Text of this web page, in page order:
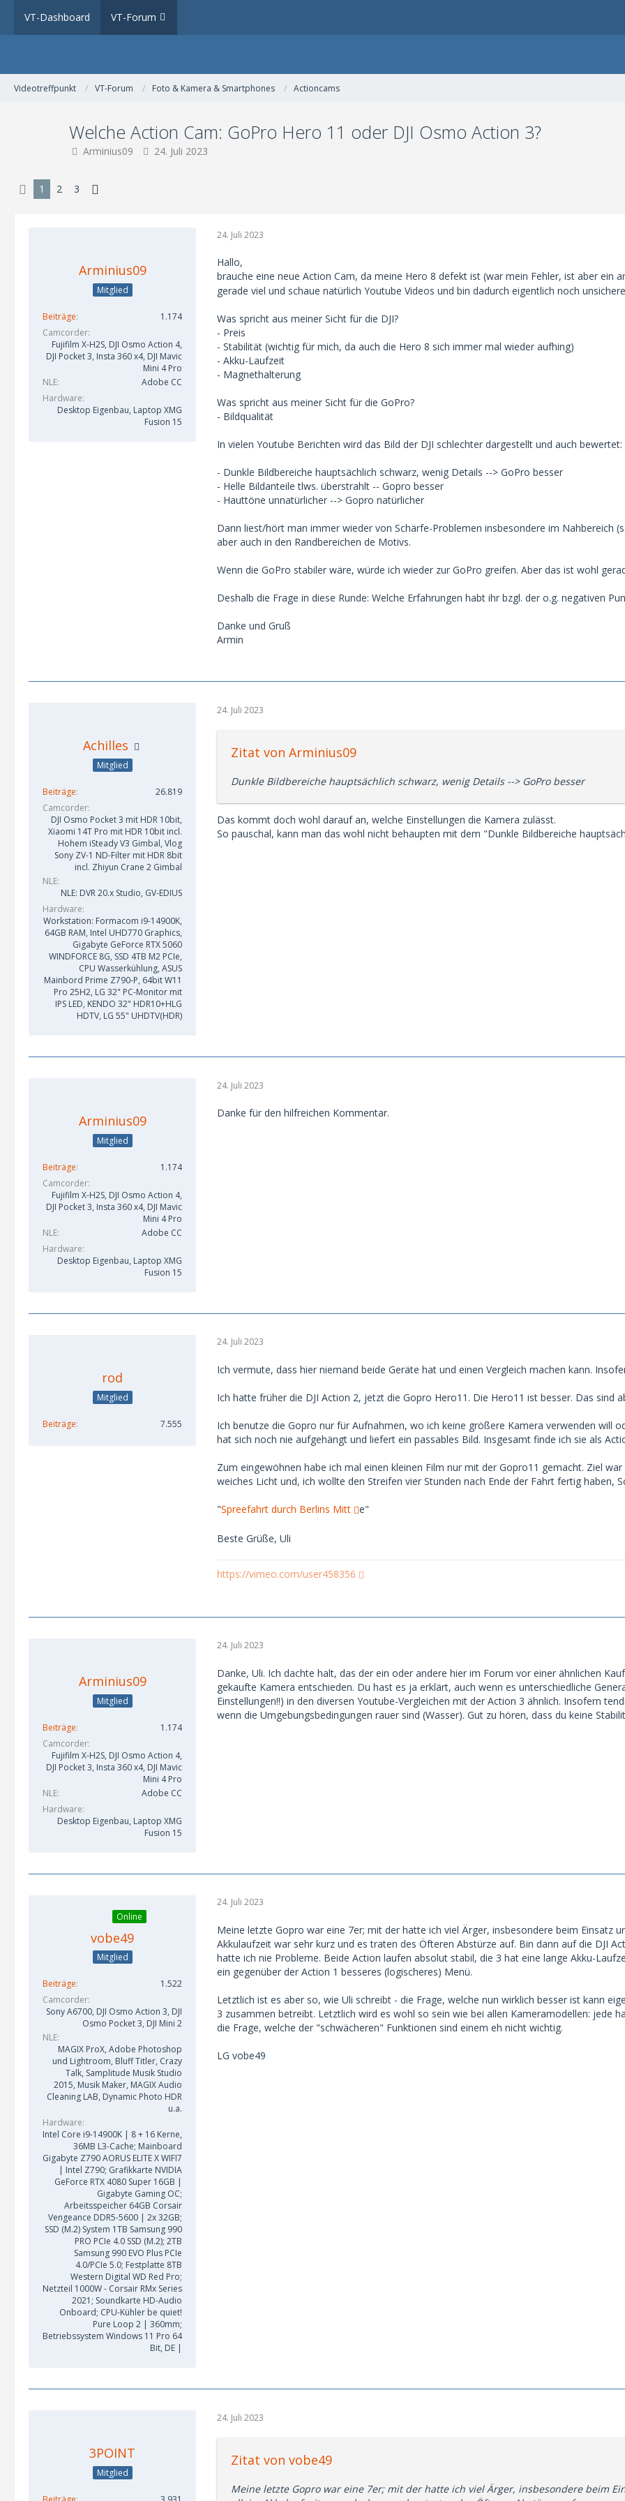
VT-Dashboard VT-Forum
Videotreffpunkt VT-Forum Foto & Kamera & Smartphones Actioncams
Welche Action Cam: GoPro Hero 11 oder DJI Osmo Action 3?
Arminius09 24. Juli 2023
1 2 3
Arminius09
Mitglied
Beiträge
1.174
Camcorder
Fujifilm X-H2S, DJI Osmo Action 4,
DJI Pocket 3, Insta 360 x4, DJI Mavic
Mini 4 Pro
NLE
Adobe CC
Hardware
Desktop Eigenbau, Laptop XMG
Fusion 15
24. Juli 2023
Hallo,
brauche eine neue Action Cam, da meine Hero 8 defekt ist (war mein Fehler, ist aber ein
gerade viel und schaue natürlich Youtube Videos und bin dadurch eigentlich noch
Was spricht aus meiner Sicht für die DJI?
- Preis
- Stabilität (wichtig für mich, da auch die Hero 8 sich immer mal wieder aufhing)
- Akku-Laufzeit
- Magnethalterung
Was spricht aus meiner Sicht für die GoPro?
- Bildqualität
In vielen Youtube Berichten wird das Bild der DJI schlechter dargestellt und auch bewertet:
- Dunkle Bildbereiche hauptsächlich schwarz, wenig Details --> GoPro besser
- Helle Bildanteile tlws. überstrahlt -- Gopro besser
- Hauttöne unnatürlicher --> Gopro natürlicher
Dann liest/hört man immer wieder von Schärfe-Problemen insbesondere im Nahbereich
aber auch in den Randbereichen de Motivs.
Wenn die GoPro stabiler wäre, würde ich wieder zur GoPro greifen. Aber das ist wohl
Deshalb die Frage in diese Runde: Welche Erfahrungen habt ihr bzgl. der o.g. negativen
Danke und Gruß
Armin
Achilles
Mitglied
Beiträge
26.819
Camcorder
DJI Osmo Pocket 3 mit HDR 10bit,
Xiaomi 14T Pro mit HDR 10bit incl.
Hohem iSteady V3 Gimbal, Vlog
Sony ZV-1 ND-Filter mit HDR 8bit
incl. Zhiyun Crane 2 Gimbal
NLE
NLE: DVR 20.x Studio, GV-EDIUS
Hardware
Workstation: Formacom i9-14900K,
64GB RAM, Intel UHD770 Graphics,
Gigabyte GeForce RTX 5060
WINDFORCE 8G, SSD 4TB M2 PCIe,
CPU Wasserkühlung, ASUS
Mainbord Prime Z790-P, 64bit W11
Pro 25H2, LG 32" PC-Monitor mit
IPS LED, KENDO 32" HDR10+HLG
HDTV, LG 55" UHDTV(HDR)
24. Juli 2023
Zitat von Arminius09
Dunkle Bildbereiche hauptsächlich schwarz, wenig Details --> GoPro besser
Das kommt doch wohl darauf an, welche Einstellungen die Kamera zulässt.
So pauschal, kann man das wohl nicht behaupten mit dem "Dunkle Bildbereiche
Arminius09
Mitglied
Beiträge
1.174
Camcorder
Fujifilm X-H2S, DJI Osmo Action 4,
DJI Pocket 3, Insta 360 x4, DJI Mavic
Mini 4 Pro
NLE
Adobe CC
Hardware
Desktop Eigenbau, Laptop XMG
Fusion 15
24. Juli 2023
Danke für den hilfreichen Kommentar.
rod
Mitglied
Beiträge 7.555
24. Juli 2023
Ich vermute, dass hier niemand beide Geräte hat und einen Vergleich machen kann.
Ich hatte früher die DJI Action 2, jetzt die Gopro Hero11. Die Hero11 ist besser. Das sind
Ich benutze die Gopro nur für Aufnahmen, wo ich keine größere Kamera verwenden will
hat sich noch nie aufgehängt und liefert ein passables Bild. Insgesamt finde ich sie als
Zum eingewöhnen habe ich mal einen kleinen Film nur mit der Gopro11 gemacht. Ziel
weiches Licht und, ich wollte den Streifen vier Stunden nach Ende der Fahrt fertig haben,
"Spreefahrt durch Berlins Mitt e"
Beste Grüße, Uli
https://vimeo.com/user458356
Arminius09
Mitglied
Beiträge
1.174
Camcorder
Fujifilm X-H2S, DJI Osmo Action 4,
DJI Pocket 3, Insta 360 x4, DJI Mavic
Mini 4 Pro
NLE
Adobe CC
Hardware
Desktop Eigenbau, Laptop XMG
Fusion 15
24. Juli 2023
Danke, Uli. Ich dachte halt, das der ein oder andere hier im Forum vor einer ähnlichen
gekaufte Kamera entschieden. Du hast es ja erklärt, auch wenn es unterschiedliche
Einstellungen!!) in den diversen Youtube-Vergleichen mit der Action 3 ähnlich. Insofern
wenn die Umgebungsbedingungen rauer sind (Wasser). Gut zu hören, dass du keine
Online
vobe49
Mitglied
Beiträge
1.522
Camcorder
Sony A6700, DJI Osmo Action 3, DJI
Osmo Pocket 3, DJI Mini 2
NLE
MAGIX ProX, Adobe Photoshop
und Lightroom, Bluff Titler, Crazy
Talk, Samplitude Musik Studio
2015, Musik Maker, MAGIX Audio
Cleaning LAB, Dynamic Photo HDR
u.a.
Hardware
Intel Core i9-14900K | 8 + 16 Kerne,
36MB L3-Cache; Mainboard
Gigabyte Z790 AORUS ELITE X WIFI7
| Intel Z790; Grafikkarte NVIDIA
GeForce RTX 4080 Super 16GB |
Gigabyte Gaming OC;
Arbeitsspeicher 64GB Corsair
Vengeance DDR5-5600 | 2x 32GB;
SSD (M.2) System 1TB Samsung 990
PRO PCIe 4.0 SSD (M.2); 2TB
Samsung 990 EVO Plus PCIe
4.0/PCIe 5.0; Festplatte 8TB
Western Digital WD Red Pro;
Netzteil 1000W - Corsair RMx Series
2021; Soundkarte HD-Audio
Onboard; CPU-Kühler be quiet!
Pure Loop 2 | 360mm;
Betriebssystem Windows 11 Pro 64
Bit, DE |
24. Juli 2023
Meine letzte Gopro war eine 7er; mit der hatte ich viel Ärger, insbesondere beim Einsatz
Akkulaufzeit war sehr kurz und es traten des Öfteren Abstürze auf. Bin dann auf die DJI
hatte ich nie Probleme. Beide Action laufen absolut stabil, die 3 hat eine lange Akku-
ein gegenüber der Action 1 besseres (logischeres) Menü.
Letztlich ist es aber so, wie Uli schreibt - die Frage, welche nun wirklich besser ist kann
3 zusammen betreibt. Letztlich wird es wohl so sein wie bei allen Kameramodellen: jede
die Frage, welche der "schwächeren" Funktionen sind einem eh nicht wichtig.
LG vobe49
3POINT
Mitglied
24. Juli 2023
Zitat von vobe49
Meine letzte Gopro war eine 7er; mit der hatte ich viel Ärger, insbesondere beim